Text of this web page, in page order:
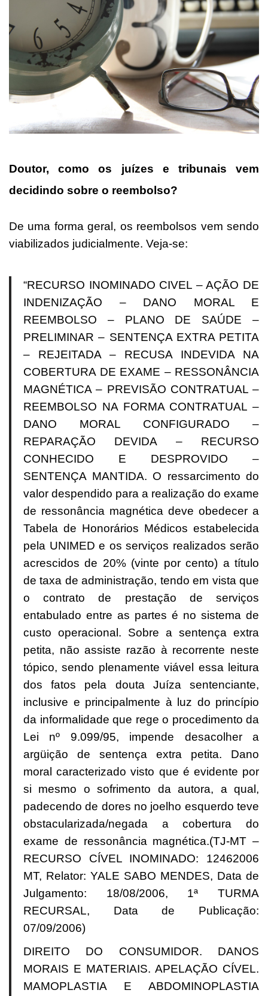
Doutor, como os juízes e tribunais vem
decidindo sobre o reembolso?
De uma forma geral, os reembolsos vem sendo
viabilizados judicialmente. Veja-se:
“RECURSO INOMINADO CIVEL – AÇÃO DE
INDENIZAÇÃO – DANO MORAL E
REEMBOLSO – PLANO DE SAÚDE –
PRELIMINAR – SENTENÇA EXTRA PETITA
– REJEITADA – RECUSA INDEVIDA NA
COBERTURA DE EXAME – RESSONÂNCIA
MAGNÉTICA – PREVISÃO CONTRATUAL –
REEMBOLSO NA FORMA CONTRATUAL –
DANO MORAL CONFIGURADO –
REPARAÇÃO DEVIDA – RECURSO
CONHECIDO E DESPROVIDO –
SENTENÇA MANTIDA. O ressarcimento do
valor despendido para a realização do exame
de ressonância magnética deve obedecer a
Tabela de Honorários Médicos estabelecida
pela UNIMED e os serviços realizados serão
acrescidos de 20% (vinte por cento) a título
de taxa de administração, tendo em vista que
o contrato de prestação de serviços
entabulado entre as partes é no sistema de
custo operacional. Sobre a sentença extra
petita, não assiste razão à recorrente neste
tópico, sendo plenamente viável essa leitura
dos fatos pela douta Juíza sentenciante,
inclusive e principalmente à luz do princípio
da informalidade que rege o procedimento da
Lei nº 9.099/95, impende desacolher a
argüição de sentença extra petita. Dano
moral caracterizado visto que é evidente por
si mesmo o sofrimento da autora, a qual,
padecendo de dores no joelho esquerdo teve
obstacularizada/negada a cobertura do
exame de ressonância magnética.(TJ-MT –
RECURSO CÍVEL INOMINADO: 12462006
MT, Relator: YALE SABO MENDES, Data de
Julgamento: 18/08/2006, 1ª TURMA
RECURSAL, Data de Publicação:
07/09/2006)
DIREITO DO CONSUMIDOR. DANOS
MORAIS E MATERIAIS. APELAÇÃO CÍVEL.
MAMOPLASTIA E ABDOMINOPLASTIA